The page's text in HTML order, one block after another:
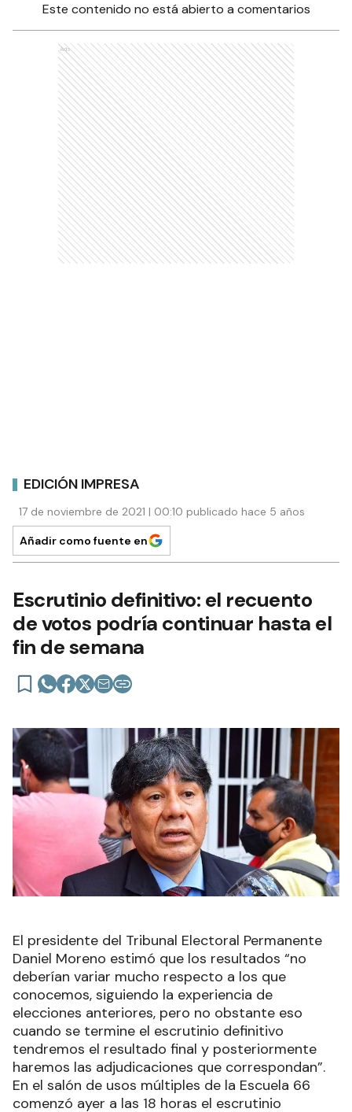
Este contenido no está abierto a comentarios
Ads
EDICIÓN IMPRESA
17 de noviembre de 2021 | 00:10 publicado hace 5 años
Añadir como fuente en
Escrutinio definitivo: el recuento
de votos podría continuar hasta el
fin de semana
El presidente del Tribunal Electoral Permanente
Daniel Moreno estimó que los resultados “no
deberían variar mucho respecto a los que
conocemos, siguiendo la experiencia de
elecciones anteriores, pero no obstante eso
cuando se termine el escrutinio definitivo
tendremos el resultado final y posteriormente
haremos las adjudicaciones que correspondan”.
En el salón de usos múltiples de la Escuela 66
comenzó ayer a las 18 horas el escrutinio